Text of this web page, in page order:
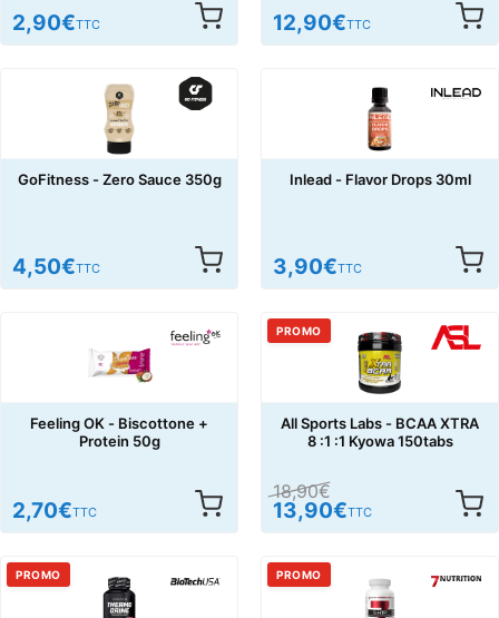
2,90€TTC 12,90€TTC
GoFitness - Zero Sauce 350g
4,50€TTC
Inlead - Flavor Drops 30ml
3,90€TTC
Feeling OK - Biscottone +
Protein 50g
2,70€TTC
PROMO
All Sports Labs - BCAA XTRA
8 :1 :1 Kyowa 150tabs
18,90€
13,90€TTC
PROMO PROMO